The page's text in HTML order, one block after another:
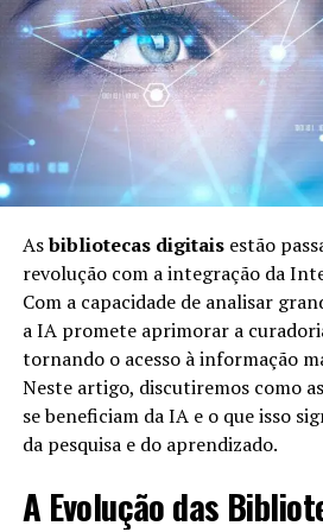
nuances e subtextos, permitindo
profundidade das emoções dos
momentos de humor e drama que
profundamente com a audiência,
emocional aos personagens.
Como os Dados
Estrutura da Série
A série se beneficia enormemente
criação de sua estrutura e na
narrativos. O uso de dados
as preferências do público ajuda a
trama.
Pesquisa de audiência:Os
feedback do público sobre
moldar futuros enredos. Essa
Asbibliotecas digitaisestão
revolução com a integração da
Com a capacidade de analisar
a IA promete aprimorar a
tornando o acesso à informação
Neste artigo, discutiremos como as
se beneficiam da IA e o que isso
da pesquisa e do aprendizado.
A Evolução das